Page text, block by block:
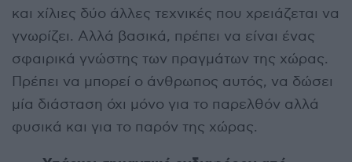
και χίλιες δύο άλλες τεχνικές που χρειάζεται να
γνωρίζει. Αλλά βασικά, πρέπει να είναι ένας
σφαιρικά γνώστης των πραγμάτων της χώρας.
Πρέπει να μπορεί ο άνθρωπος αυτός, να δώσει
μία διάσταση όχι μόνο για το παρελθόν αλλά
φυσικά και για το παρόν της χώρας.